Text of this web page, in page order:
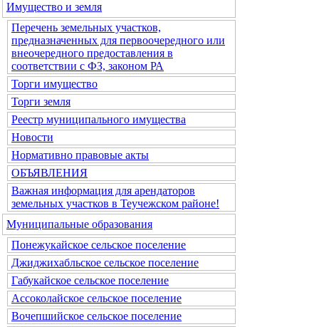
Имущество и земля
Перечень земельных участков,
предназначенных для первоочередного или
внеочередного предоставления в
соответствии с ФЗ, законом РА
Торги имущество
Торги земля
Реестр муниципального имущества
Новости
Нормативно правовые акты
ОБЪЯВЛЕНИЯ
Важная информация для арендаторов
земельных участков в Теучежском районе!
Муниципальные образования
Понежукайское сельское поселение
Джиджихабльское сельское поселение
Габукайское сельское поселение
Ассоколайское сельское поселение
Вочепшийское сельское поселение